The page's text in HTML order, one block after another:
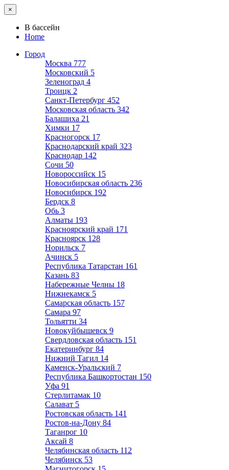
×
В бассейн
Home
Город
Москва 777
Московский 5
Зеленоград 4
Троицк 2
Санкт-Петербург 452
Московская область 342
Балашиха 21
Химки 17
Красногорск 17
Краснодарский край 323
Краснодар 142
Сочи 50
Новороссийск 15
Новосибирская область 236
Новосибирск 192
Бердск 8
Обь 3
Алматы 193
Красноярский край 171
Красноярск 128
Норильск 7
Ачинск 5
Республика Татарстан 161
Казань 83
Набережные Челны 18
Нижнекамск 5
Самарская область 157
Самара 97
Тольятти 34
Новокуйбышевск 9
Свердловская область 151
Екатеринбург 84
Нижний Тагил 14
Каменск-Уральский 7
Республика Башкортостан 150
Уфа 91
Стерлитамак 10
Салават 5
Ростовская область 141
Ростов-на-Дону 84
Таганрог 10
Аксай 8
Челябинская область 112
Челябинск 53